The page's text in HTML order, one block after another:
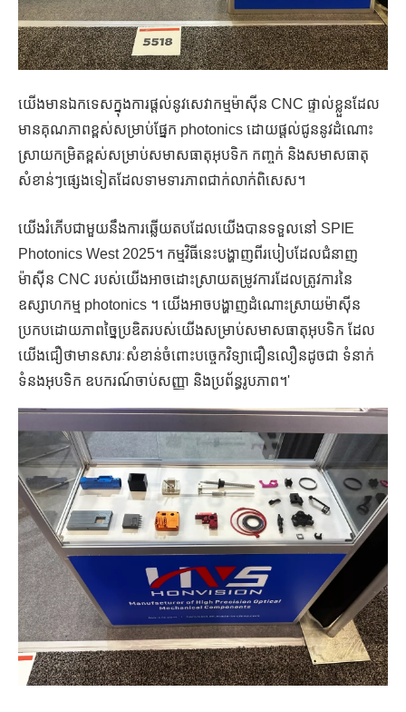
យើងមានឯកទេសក្នុងការផ្តល់នូវសេវាកម្មម៉ាស៊ីន CNC ផ្ទាល់ខ្លួនដែល
មានគុណភាពខ្ពស់សម្រាប់ផ្នែក photonics ដោយផ្តល់ជូននូវដំណោះ
ស្រាយកម្រិតខ្ពស់សម្រាប់សមាសធាតុអុបទិក កញ្ចក់ និងសមាសធាតុ
សំខាន់ៗផ្សេងទៀតដែលទាមទារភាពជាក់លាក់ពិសេស។
យើងរំភើបជាមួយនឹងការឆ្លើយតបដែលយើងបានទទួលនៅ SPIE
Photonics West 2025។ កម្មវិធីនេះបង្ហាញពីរបៀបដែលជំនាញ
ម៉ាស៊ីន CNC របស់យើងអាចដោះស្រាយតម្រូវការដែលត្រូវការនៃ
ឧស្សាហកម្ម photonics ។ យើងអាចបង្ហាញដំណោះស្រាយម៉ាស៊ីន
ប្រកបដោយភាពច្នៃប្រឌិតរបស់យើងសម្រាប់សមាសធាតុអុបទិក ដែល
យើងជឿថាមានសារៈសំខាន់ចំពោះបច្ចេកវិទ្យាជឿនលឿនដូចជា ទំនាក់
ទំនងអុបទិក ឧបករណ៍ចាប់សញ្ញា និងប្រព័ន្ធរូបភាព។'